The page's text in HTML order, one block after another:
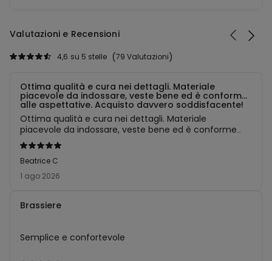
Valutazioni e Recensioni
79 Valutazioni
4,6 su 5 stelle
Valutato
5
su
1 ago 2026
Beatrice C
Ottima qualità e cura nei dettagli. Materiale
piacevole da indossare, veste bene ed è conforme
alle aspettative. Acquisto davvero soddisfacente!
Ottima qualità e cura nei dettagli. Materiale
piacevole da indossare, veste bene ed è conforme
alle aspettative. Acquisto davvero soddisfacente!
Brassiere
Semplice e confortevole